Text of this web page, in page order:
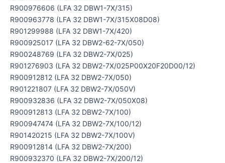
R900976606 (LFA 32 DBW1-7X/315)
R900963778 (LFA 32 DBW1-7X/315X08D08)
R901299988 (LFA 32 DBW1-7X/420)
R900925017 (LFA 32 DBW2-62-7X/050)
R900248769 (LFA 32 DBW2-7X/025)
R901276903 (LFA 32 DBW2-7X/025P00X20F20D00/12)
R900912812 (LFA 32 DBW2-7X/050)
R901221807 (LFA 32 DBW2-7X/050V)
R900932836 (LFA 32 DBW2-7X/050X08)
R900912813 (LFA 32 DBW2-7X/100)
R900947474 (LFA 32 DBW2-7X/100/12)
R901420215 (LFA 32 DBW2-7X/100V)
R900912814 (LFA 32 DBW2-7X/200)
R900932370 (LFA 32 DBW2-7X/200/12)